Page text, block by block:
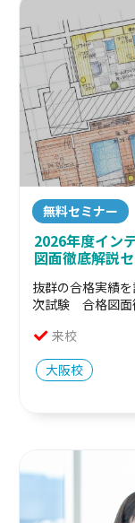
無料セミナー
2026年度イン
図面徹底解説
抜群の合格実績
次試験 合格図面
来校
大阪校